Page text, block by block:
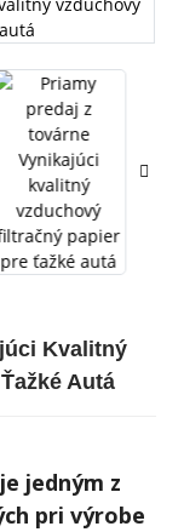
Kvalitný
Autá
jedným z
pri výrobe